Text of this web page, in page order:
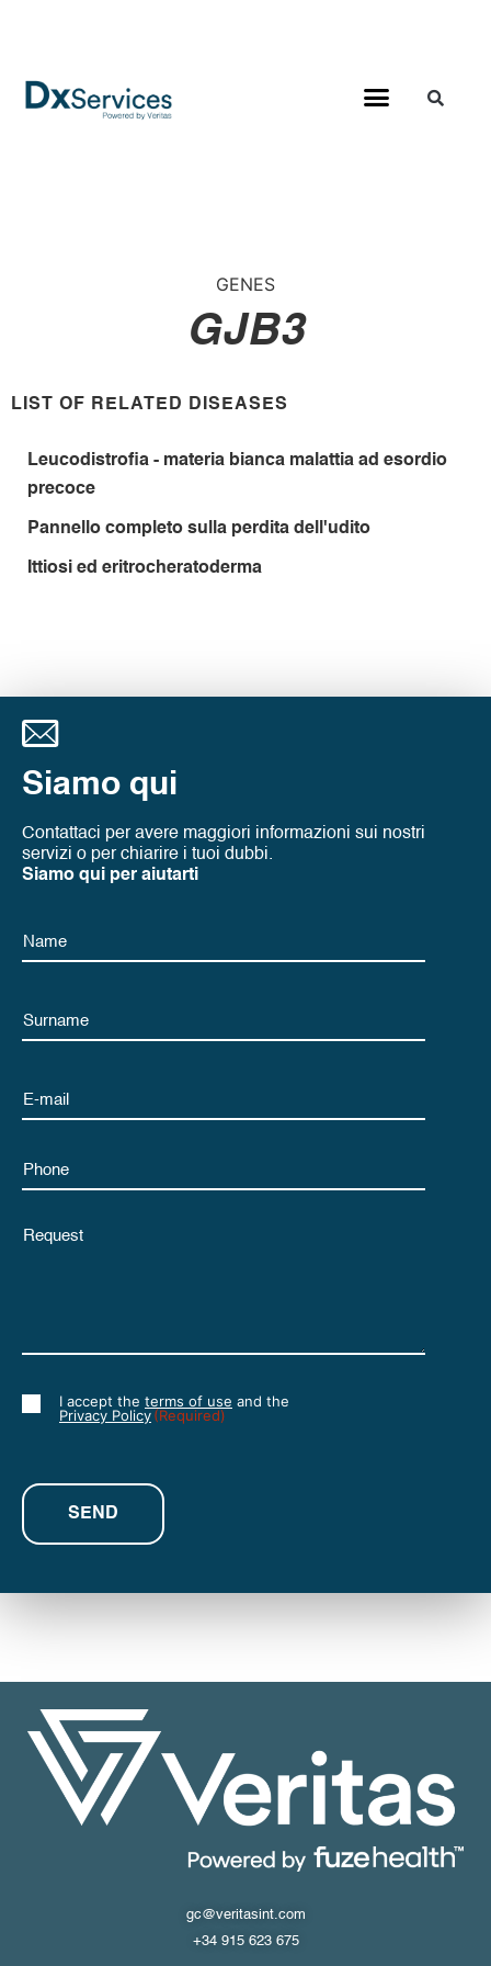
GENES
GJB3
LIST OF RELATED DISEASES
Leucodistrofia - materia bianca malattia ad esordio
precoce
Pannello completo sulla perdita dell'udito
Ittiosi ed eritrocheratoderma
Siamo qui
Contattaci per avere maggiori informazioni sui nostri
servizi o per chiarire i tuoi dubbi.
Siamo qui per aiutarti
Name
Name
Email
Phone
Untitled
Consent
I accept the terms of use and the
Privacy Policy(Required)
gc@veritasint.com
+34 915 623 675